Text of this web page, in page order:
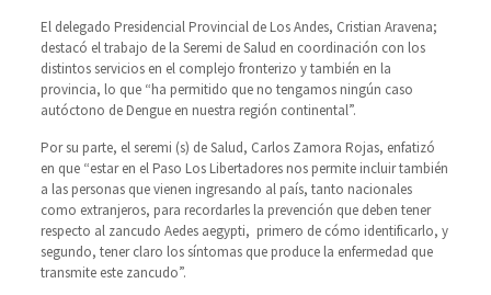
El delegado Presidencial Provincial de Los Andes, Cristian Aravena;
destacó el trabajo de la Seremi de Salud en coordinación con los
distintos servicios en el complejo fronterizo y también en la
provincia, lo que “ha permitido que no tengamos ningún caso
autóctono de Dengue en nuestra región continental”.
Por su parte, el seremi (s) de Salud, Carlos Zamora Rojas, enfatizó
en que “estar en el Paso Los Libertadores nos permite incluir también
a las personas que vienen ingresando al país, tanto nacionales
como extranjeros, para recordarles la prevención que deben tener
respecto al zancudo Aedes aegypti, primero de cómo identificarlo, y
segundo, tener claro los síntomas que produce la enfermedad que
transmite este zancudo”.